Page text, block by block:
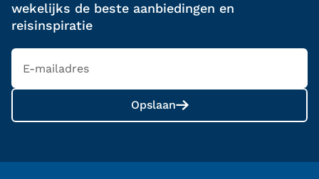
wekelijks de beste aanbiedingen en
reisinspiratie
Opslaan